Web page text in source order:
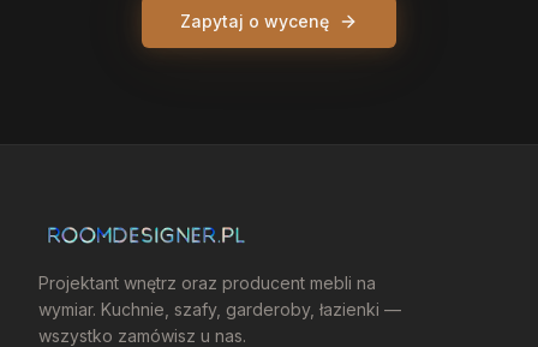
Zapytaj o wycenę
Projektant wnętrz oraz producent mebli na
wymiar. Kuchnie, szafy, garderoby, łazienki —
wszystko zamówisz u nas.